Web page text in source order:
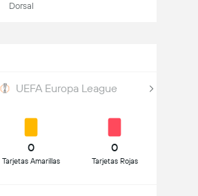
Dorsal
UEFA Europa League
0
Tarjetas Amarillas
0
Tarjetas Rojas